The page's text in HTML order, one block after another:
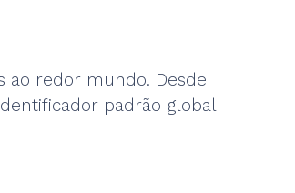
ao redor mundo. Desde
padrão global